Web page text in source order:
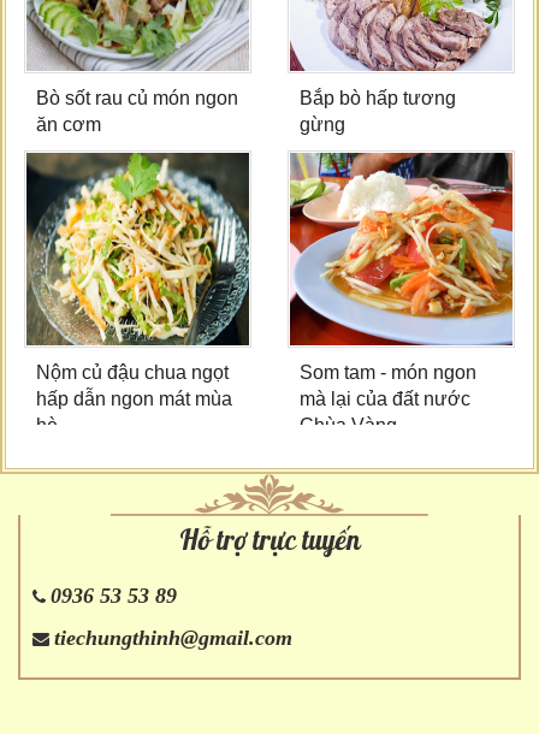
Bò sốt rau củ món ngon
ăn cơm
Bắp bò hấp tương
gừng
Nộm củ đậu chua ngọt
hấp dẫn ngon mát mùa
hè
Som tam - món ngon
mà lại của đất nước
Chùa Vàng
Hỗ trợ trực tuyến
0936 53 53 89
tiechungthinh@gmail.com